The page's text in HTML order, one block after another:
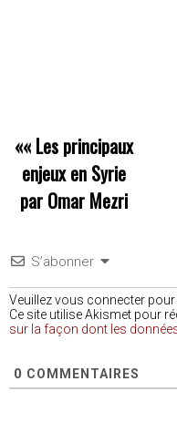
«« Les principaux
enjeux en Syrie
par Omar Mezri
S’abonner
Veuillez vous connecter
Ce site utilise Akismet pour
sur la façon dont les
0 COMMENTAIRES